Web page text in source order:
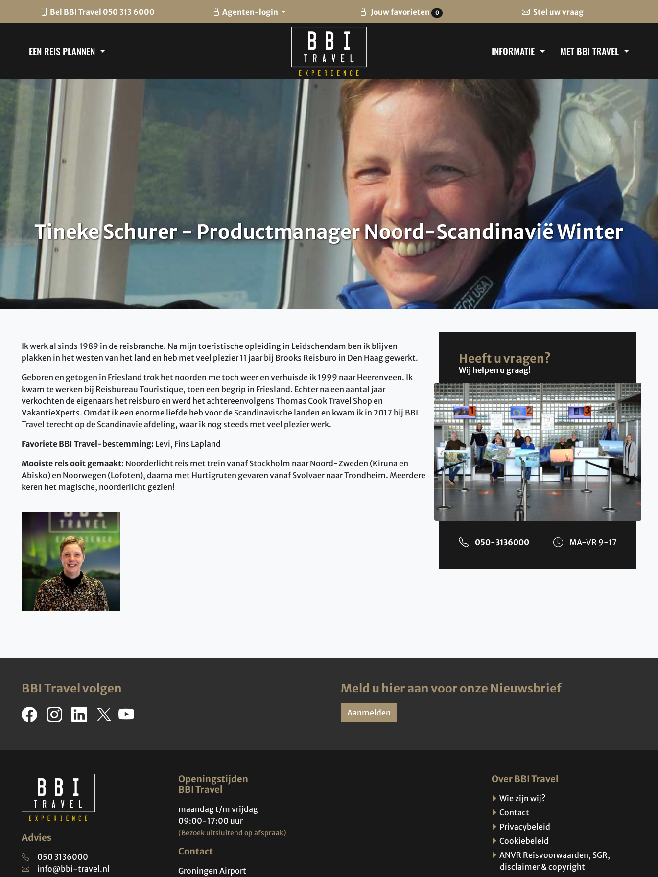
Bel BBI Travel 050 313 6000 Agenten-login Jouw favorieten 0 Stel uw vraag
EEN REIS PLANNEN INFORMATIE MET BBI TRAVEL
Tineke Schurer - Productmanager Noord-Scandinavië Winter
Ik werk al sinds 1989 in de reisbranche. Na mijn toeristische opleiding in Leidschendam ben ik blijven
plakken in het westen van het land en heb met veel plezier 11 jaar bij Brooks Reisburo in Den Haag gewerkt.
Geboren en getogen in Friesland trok het noorden me toch weer en verhuisde ik 1999 naar Heerenveen. Ik
kwam te werken bij Reisbureau Touristique, toen een begrip in Friesland. Echter na een aantal jaar
verkochten de eigenaars het reisburo en werd het achtereenvolgens Thomas Cook Travel Shop en
VakantieXperts. Omdat ik een enorme liefde heb voor de Scandinavische landen en kwam ik in 2017 bij BBI
Travel terecht op de Scandinavie afdeling, waar ik nog steeds met veel plezier werk.
Favoriete BBI Travel-bestemming: Levi, Fins Lapland
Mooiste reis ooit gemaakt: Noorderlicht reis met trein vanaf Stockholm naar Noord-Zweden (Kiruna en
Abisko) en Noorwegen (Lofoten), daarna met Hurtigruten gevaren vanaf Svolvaer naar Trondheim. Meerdere
keren het magische, noorderlicht gezien!
Heeft u vragen?
Wij helpen u graag!
050-3136000 MA-VR 9-17
BBI Travel volgen Meld u hier aan voor onze Nieuwsbrief
Aanmelden
Advies
050 3136000
info@bbi-travel.nl
Openingstijden
BBI Travel
maandag t/m vrijdag
09:00-17:00 uur
(Bezoek uitsluitend op afspraak)
Contact
Groningen Airport
Over BBI Travel
Wie zijn wij?
Contact
Privacybeleid
Cookiebeleid
ANVR Reisvoorwaarden, SGR,
disclaimer & copyright